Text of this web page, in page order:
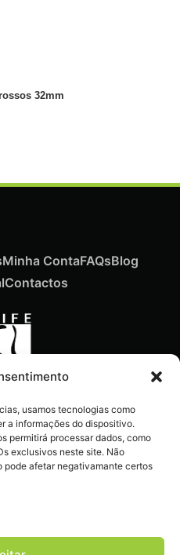
usamos tecnologias como
a informações do dispositivo.
permitirá processar dados, como
exclusivos neste site. Não
pode afetar negativamante certos
32mm
e dicas
no
mail.
Minha ContaFAQsBlog
Contactos